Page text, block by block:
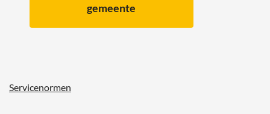
gemeente
Servicenormen